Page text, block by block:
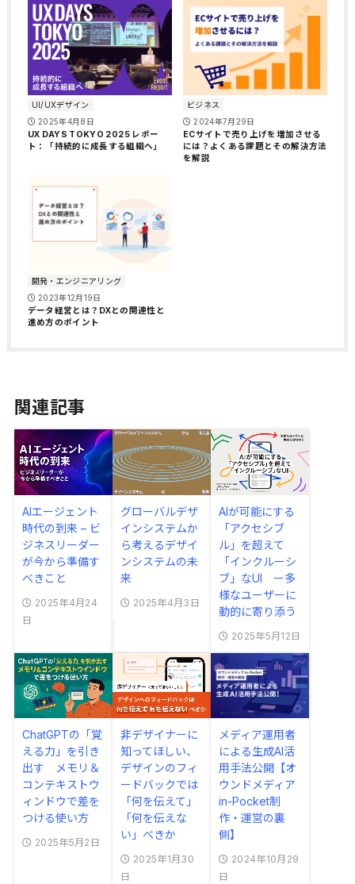
UI/UXデザイン
2025年4月8日
UX DAYS TOKYO 2025 レポー
ト：「持続的に成長する組織へ」
ビジネス
2024年7月29日
ECサイトで売り上げを増加させる
には？よくある課題とその解決方法
を解説
開発・エンジニアリング
2023年12月19日
データ経営とは？DXとの関連性と
進め方のポイント
関連記事
AIエージェント
時代の到来 – ビ
ジネスリーダー
が今から準備す
べきこと
2025年4月24
日
グローバルデザ
インシステムか
ら考えるデザイ
ンシステムの未
来
2025年4月3日
AIが可能にする
「アクセシブ
ル」を超えて
「インクルーシ
ブ」なUI ー多
様なユーザーに
動的に寄り添う
2025年5月12日
ChatGPTの「覚
える力」を引き
出す メモリ＆
コンテキストウ
ィンドウで差を
つける使い方
2025年5月2日
非デザイナーに
知ってほしい、
デザインのフィ
ードバックでは
「何を伝えて」
「何を伝えな
い」べきか
2025年1月30
日
メディア運用者
による生成AI活
用手法公開【オ
ウンドメディア
in-Pocket制
作・運営の裏
側】
2024年10月29
日